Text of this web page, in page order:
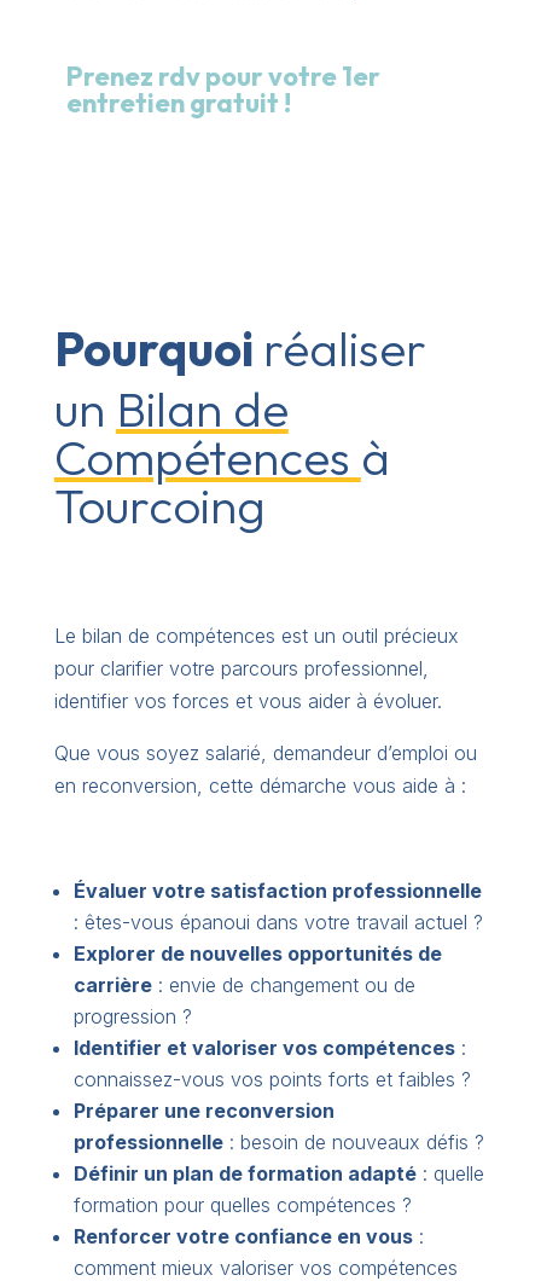
Prenez rdv pour votre 1er
entretien gratuit !
Pourquoi réaliser
un Bilan de
Compétences à
Tourcoing
Le bilan de compétences est un outil précieux
pour clarifier votre parcours professionnel,
identifier vos forces et vous aider à évoluer.
Que vous soyez salarié, demandeur d’emploi ou
en reconversion, cette démarche vous aide à :
Évaluer votre satisfaction professionnelle
: êtes-vous épanoui dans votre travail actuel ?
Explorer de nouvelles opportunités de
carrière: envie de changement ou de
progression ?
Identifier et valoriser vos compétences:
connaissez-vous vos points forts et faibles ?
Préparer une reconversion
professionnelle: besoin de nouveaux défis ?
Définir un plan de formation adapté: quelle
formation pour quelles compétences ?
Renforcer votre confiance en vous:
comment mieux valoriser vos compétences